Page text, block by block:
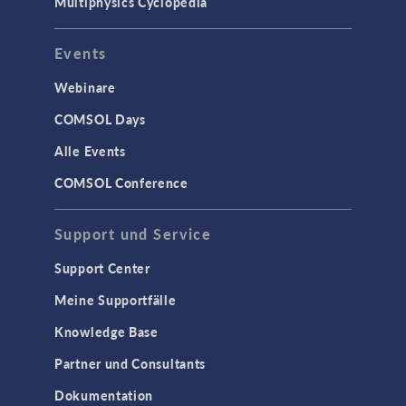
Events
Webinare
COMSOL Days
Alle Events
COMSOL Conference
Support und Service
Support Center
Meine Supportfälle
Knowledge Base
Partner und Consultants
Dokumentation